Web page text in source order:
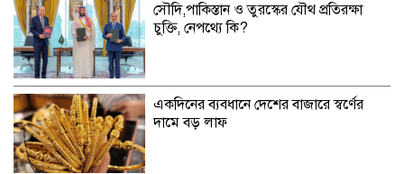
সৌদি,পাকিস্তান ও তুরস্কের যৌথ প্রতিরক্ষা
চুক্তি, নেপথ্যে কি?
একদিনের ব্যবধানে দেশের বাজারে স্বর্ণের
দামে বড় লাফ